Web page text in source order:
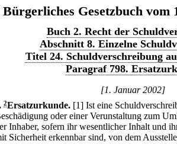
Bürgerliches Gesetzbuch vom
Buch 2. Recht der
Abschnitt 8. Einzelne
Titel 24. Schuldverschreibung
Paragraf 798.
[1. Januar 2002]
2Ersatzurkunde. [1] Ist eine
oder einer Verunstaltung zum
Inhaber, sofern ihr wesentlicher Inhalt und
Sicherheit erkennbar sind, von dem